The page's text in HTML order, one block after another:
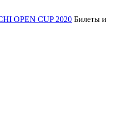
OPEN CUP 2020 Билеты и